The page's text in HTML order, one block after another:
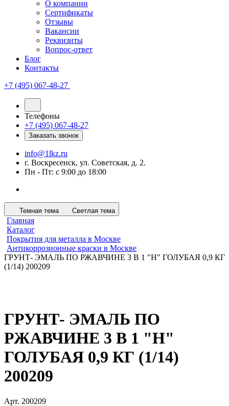
О компании
Сертификаты
Отзывы
Вакансии
Реквизиты
Вопрос-ответ
Блог
Контакты
+7 (495) 067-48-27
Телефоны
+7 (495) 067-48-27
Заказать звонок
info@1lkz.ru
г. Воскресенск, ул. Советская, д. 2.
Пн - Пт: с 9:00 до 18:00
Темная тема Светлая тема
Главная
Каталог
Покрытия для металла в Москве
Антикоррозионные краски в Москве
ГРУНТ- ЭМАЛЬ ПО РЖАВЧИНЕ 3 В 1 "H" ГОЛУБАЯ 0,9 КГ
(1/14) 200209
ГРУНТ- ЭМАЛЬ ПО
РЖАВЧИНЕ 3 В 1 "H"
ГОЛУБАЯ 0,9 КГ (1/14)
200209
Арт. 200209